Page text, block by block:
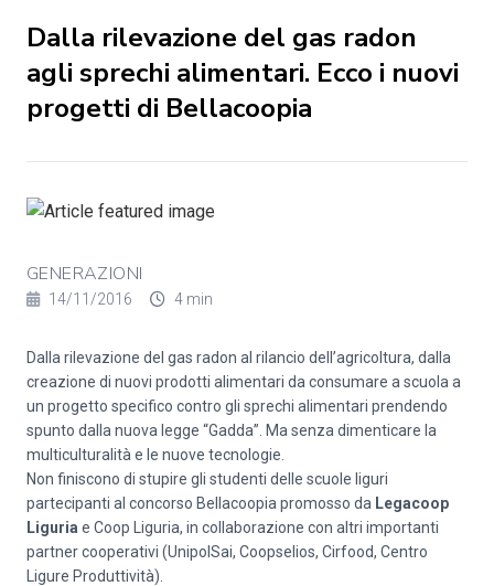
Dalla rilevazione del gas radon
agli sprechi alimentari. Ecco i nuovi
progetti di Bellacoopia
GENERAZIONI
14/11/2016 4 min
Dalla rilevazione del gas radon al rilancio dell’agricoltura, dalla
creazione di nuovi prodotti alimentari da consumare a scuola a
un progetto specifico contro gli sprechi alimentari prendendo
spunto dalla nuova legge “Gadda”. Ma senza dimenticare la
multiculturalità e le nuove tecnologie.
Non finiscono di stupire gli studenti delle scuole liguri
partecipanti al concorso Bellacoopia promosso da Legacoop
Liguria e Coop Liguria, in collaborazione con altri importanti
partner cooperativi (UnipolSai, Coopselios, Cirfood, Centro
Ligure Produttività).